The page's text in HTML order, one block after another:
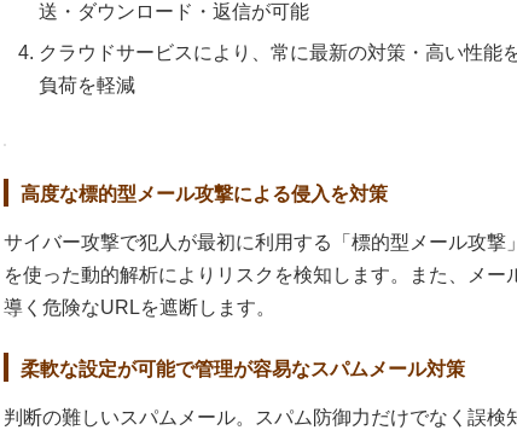
送・ダウンロード・返信が可能
クラウドサービスにより、常に最新の対策・高い性能
負荷を軽減
高度な標的型メール攻撃による侵入を対策
サイバー攻撃で犯人が最初に利用する「標的型メール攻撃
を使った動的解析によりリスクを検知します。また、メ
導く危険なURLを遮断します。
柔軟な設定が可能で管理が容易なスパムメール対策
判断の難しいスパムメール。スパム防御力だけでなく誤